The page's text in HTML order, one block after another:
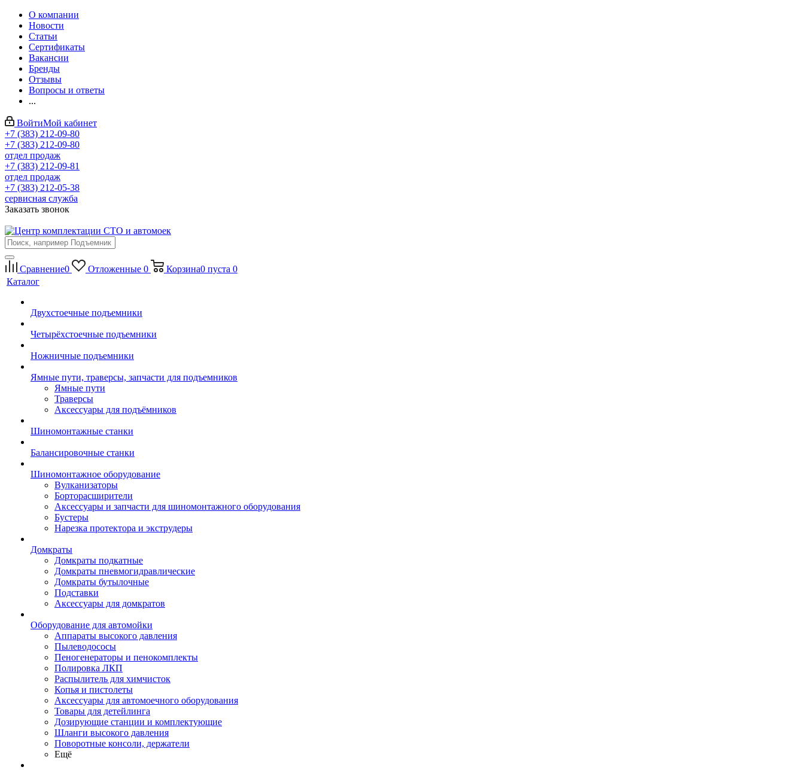
О компании
Новости
Статьи
Сертификаты
Вакансии
Бренды
Отзывы
Вопросы и ответы
...
ВойтиМой кабинет
+7 (383) 212-09-80
+7 (383) 212-09-80
отдел продаж
+7 (383) 212-09-81
отдел продаж
+7 (383) 212-05-38
сервисная служба
Заказать звонок
Сравнение0 Отложенные 0 Корзина0 пуста 0
Каталог
Двухстоечные подъемники
Четырёхстоечные подъемники
Ножничные подъемники
Ямные пути, траверсы, запчасти для подъемников
Ямные пути
Траверсы
Аксессуары для подъёмников
Шиномонтажные станки
Балансировочные станки
Шиномонтажное оборудование
Вулканизаторы
Борторасширители
Аксессуары и запчасти для шиномонтажного оборудования
Бустеры
Нарезка протектора и экструдеры
Домкраты
Домкраты подкатные
Домкраты пневмогидравлические
Домкраты бутылочные
Подставки
Аксессуары для домкратов
Оборудование для автомойки
Аппараты высокого давления
Пылеводососы
Пеногенераторы и пенокомплекты
Полировка ЛКП
Распылитель для химчисток
Копья и пистолеты
Аксессуары для автомоечного оборудования
Товары для детейлинга
Дозирующие станции и комплектующие
Шланги высокого давления
Поворотные консоли, держатели
Ещё